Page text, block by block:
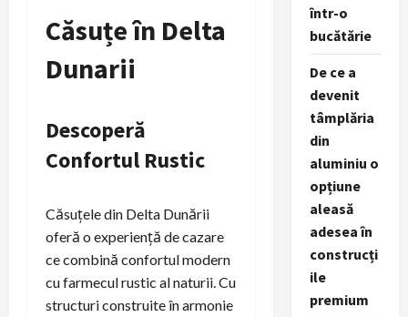
Căsuțe în Delta
Dunarii
Descoperă
Confortul Rustic
Căsuțele din Delta Dunării
oferă o experiență de cazare
ce combină confortul modern
cu farmecul rustic al naturii. Cu
structuri construite în armonie
într-o
bucătărie
De ce a
devenit
tâmplăria
din
aluminiu o
opțiune
aleasă
adesea în
construcți
ile
premium